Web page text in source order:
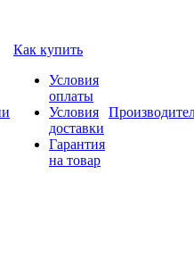
Как купить
Условия
оплаты
Условия
доставки
Гарантия
на товар